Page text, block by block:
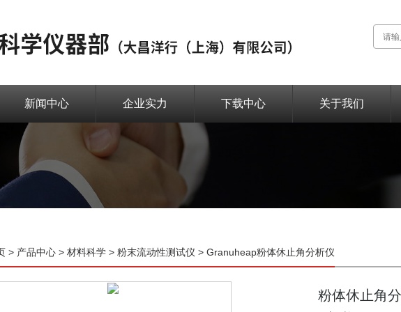
新闻中心 企业实力 下载中心 关于我们
> 产品中心> 材料科学> 粉末流动性测试仪 > Granuheap粉体休止角分析仪
粉体休止角